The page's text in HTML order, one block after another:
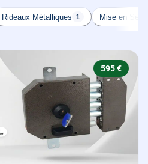
Rideaux Métalliques 1 Mise en
595 €